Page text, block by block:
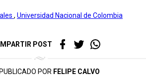
, Universidad Nacional de Colombia
POST
PUBLICADO POR FELIPE CALVO